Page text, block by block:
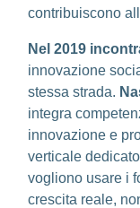
contribuiscono
Nel 2019
innovazione
stessa strada.
integra
innovazione e
verticale
vogliono usare i
crescita reale,